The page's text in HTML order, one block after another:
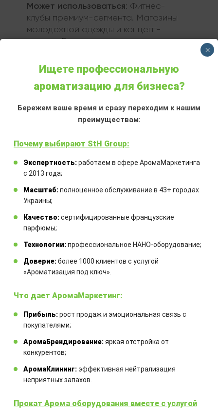
Может использоваться: Фитнес-
клубы премиум-сегмента. Магазины
молодежной одежды и концепт-
сторов. Бьюти-пространства для
переговорные зоны. Ночные клубы и
лаунж-зоны
Тип аромата:мужской
Закажите технический расчет
оборудования
Комбинация оборудования
рассчитывается для каждого
отдельного проекта
Другие товары
Ищете профессиональную
ароматизацию для бизнеса?
Бережем ваше время и сразу переходим к нашим
преимуществам:
Почему выбирают StH Group:
Экспертность:работаем в сфере АромаМаркетинга
с 2013 года;
Масштаб:полноценное обслуживание в 43+ городах
Украины;
Качество:сертифицированные французские
парфюмы;
Технологии:профессиональное НАНО-оборудование;
Доверие:более 1000 клиентов с услугой
«Ароматизация под ключ».
Что дает АромаМаркетинг:
Прибыль:рост продаж и эмоциональная связь с
покупателями;
АромаБрендирование:яркая отстройка от
конкурентов;
АромаКлининг:эффективная нейтрализация
неприятных запахов.
Прокат Арома оборудования вместе с услугой
×